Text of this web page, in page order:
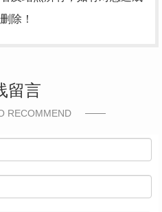
除！
留言
RECOMMEND